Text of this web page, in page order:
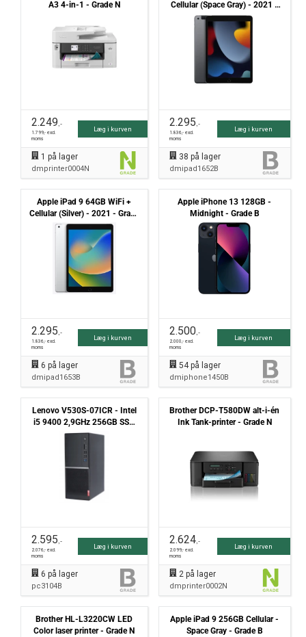
A3 4-in-1 - Grade N
2.249,-
1.799,- excl.
moms
Læg i kurven
1 på lager
dmprinter0004N
Cellular (Space Gray) - 2021 -
Grade B
2.295,-
1.836,- excl.
moms
Læg i kurven
38 på lager
dmipad1652B
Apple iPad 9 64GB WiFi +
Cellular (Silver) - 2021 - Grade
B
2.295,-
1.836,- excl.
moms
Læg i kurven
6 på lager
dmipad1653B
Apple iPhone 13 128GB -
Midnight - Grade B
2.500,-
2.000,- excl.
moms
Læg i kurven
54på lager
dmiphone1450B
Lenovo V530S-07ICR - Intel
i5 9400 2,9GHz 256GB SSD
8GB Win11 PRO - Grade B
2.595,-
2.076,- excl.
moms
Læg i kurven
6 på lager
pc3104B
Brother DCP-T580DW alt-i-én
Ink Tank-printer - Grade N
2.624,-
2.099,- excl.
moms
Læg i kurven
2på lager
dmprinter0002N
Brother HL-L3220CW LED
Color laser printer - Grade N
Apple iPad 9 256GB Cellular -
Space Gray - Grade B